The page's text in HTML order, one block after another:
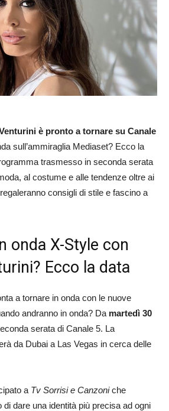
è pronto a tornare su Canale
sull’ammiraglia Mediaset? Ecco la
trasmesso in seconda serata
al costume e alle tendenze oltre ai
consigli di stile e fascino a
onda X-Style con
Ecco la data
a tornare in onda con le nuove
andranno in onda? Da martedì 30
serata di Canale 5. La
da Dubai a Las Vegas in cerca delle
a Tv Sorrisi e Canzoniche
di dare una identità più precisa ad ogni